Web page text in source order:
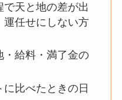
で天と地の差が出
運任せにしない方
・給料・満了金の
比べたときの日